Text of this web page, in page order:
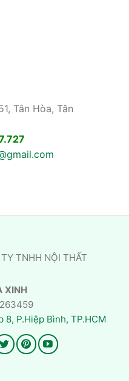
Tân Hòa, Tân
TNHH NỘI THẤT
XINH
8, P.Hiệp Bình, TP.HCM